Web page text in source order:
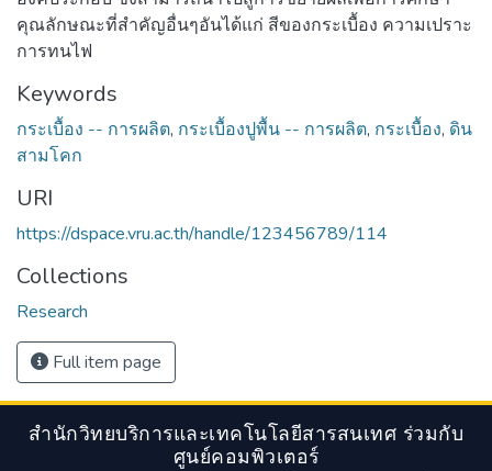
คุณลักษณะที่สำคัญอื่นๆอันได้แก่ สีของกระเบื้อง ความเปราะ
การทนไฟ
Keywords
กระเบื้อง -- การผลิต, กระเบื้องปูพื้น -- การผลิต, กระเบื้อง, ดิน
สามโคก
URI
https://dspace.vru.ac.th/handle/123456789/114
Collections
Research
Full item page
สำนักวิทยบริการและเทคโนโลยีสารสนเทศ ร่วมกับ
ศูนย์คอมพิวเตอร์